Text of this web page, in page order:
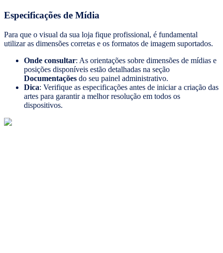
Especificações de Mídia
Para que o visual da sua loja fique profissional, é fundamental
utilizar as dimensões corretas e os formatos de imagem suportados.
Onde consultar: As orientações sobre dimensões de mídias e
posições disponíveis estão detalhadas na seção
Documentações do seu painel administrativo.
Dica: Verifique as especificações antes de iniciar a criação das
artes para garantir a melhor resolução em todos os
dispositivos.